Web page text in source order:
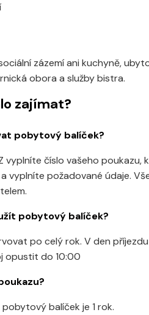
zázemí ani kuchyně,
obora a služby bistra.
zajímat?
pobytový balíček?
vyplníte číslo vašeho
vyplníte požadované údaje.
pobytový balíček?
po celý rok. V den
opustit do 10:00
balíček je 1 rok.